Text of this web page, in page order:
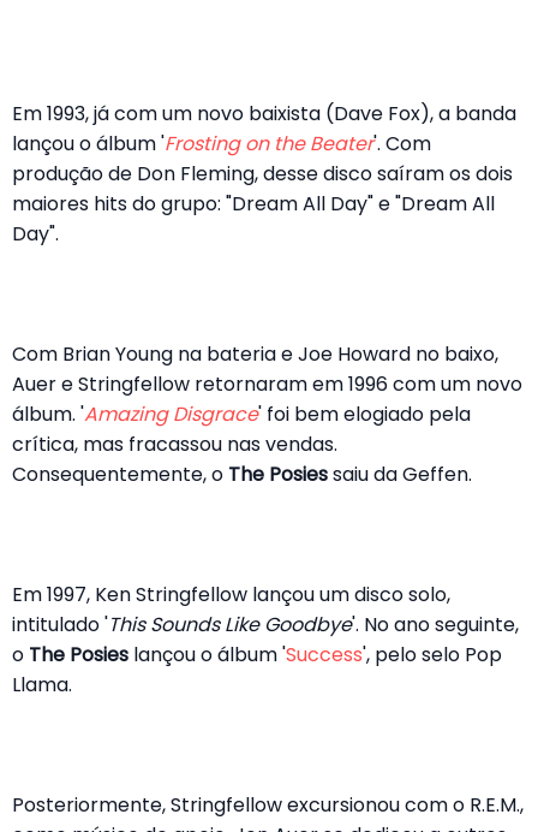
Em 1993, já com um novo baixista (Dave Fox), a banda
lançou o álbum 'Frosting on the Beater'. Com
produção de Don Fleming, desse disco saíram os dois
maiores hits do grupo: "Dream All Day" e "Dream All
Day".
Com Brian Young na bateria e Joe Howard no baixo,
Auer e Stringfellow retornaram em 1996 com um novo
álbum. 'Amazing Disgrace' foi bem elogiado pela
crítica, mas fracassou nas vendas.
Consequentemente, o The Posiessaiu da Geffen.
Em 1997, Ken Stringfellow lançou um disco solo,
intitulado 'This Sounds Like Goodbye'. No ano seguinte,
o The Posies lançou o álbum 'Success', pelo selo Pop
Llama.
Posteriormente, Stringfellow excursionou com o R.E.M.,